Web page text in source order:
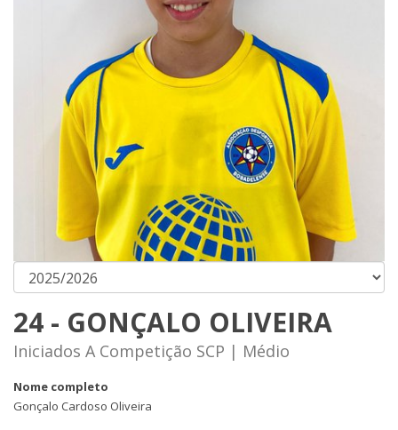
24 - GONÇALO OLIVEIRA
Iniciados A Competição SCP | Médio
Nome completo
Gonçalo Cardoso Oliveira